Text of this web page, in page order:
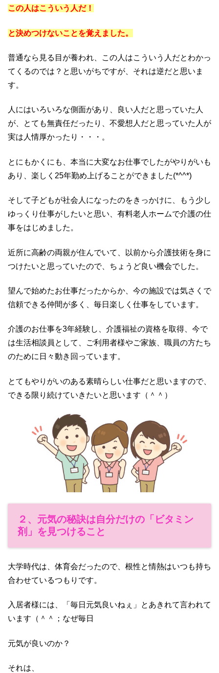
この人はこういう人だ！
と決めつけないことを覚えました。
普通なら見る目が養われ、この人はこういう 人だとわかっ
て くるのでは？と 思いがちですが、 それは逆だと思いま
す。
人にはいろいろな側面があり、
良い人だと思っていた人
が、
とても無責任だったり、 不愛想人だと思っていた人が
実は人情厚かったり・・・。
とにもかくにも、本当に大変なお仕事でしたがやりがいも
あり、 楽しく25年勤め上げることができました(*^^*)
そして子どもが社会人になったのをきっかけに、
もう少し
ゆっくり仕事がしたいと思い、有料老人ホームで介護の仕
事をはじめました。
近所に高齢の両親が住んでいて、以前から介護技術を身に
つけたいと思っていたので、ちょうど良い機会でした。
望んで始めたお仕事だったからか、今の施設では気さくで
信頼できる仲間が多く、毎日楽しく仕事をしています。
介護のお仕事を3年経験し、介護福祉の資格を取得、今で
は生活相談員として、ご利用者様やご家族、職員の方たち
のために日々動き回っています。
とてもやりがいのある素晴らしい仕事だと思いますので、
できる限り続けていきたいと思います（＾＾）
２、元気の秘訣は自分だけの「ビタミン
剤」を見つけること
大学時代は、体育会だったので、根性と情熱はいつも持ち
合わせているつもりです。
入居者様には、「毎日元気良いねぇ」とあきれて言われて
います（＾＾； なぜ毎日
元気が良いのか？
それは、